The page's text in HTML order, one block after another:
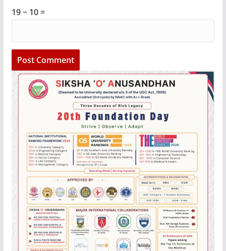
19 − 10 =